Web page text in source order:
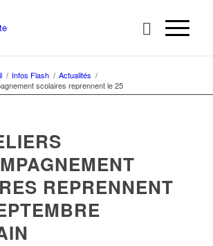
/ Infos Flash / Actualités /
scolaires reprennent le 25
REPRENNENT